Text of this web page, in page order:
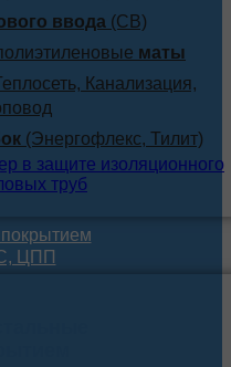
ввода (СВ)
маты
Канализация,
(Энергофлекс, Тилит)
ЦПП